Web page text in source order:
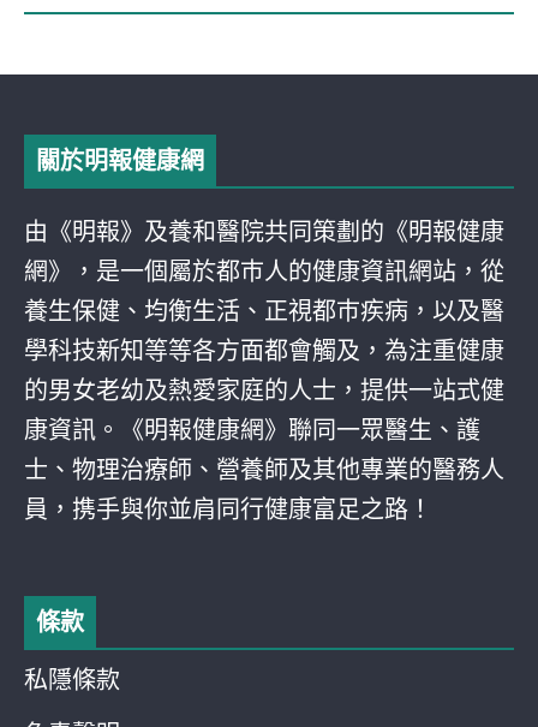
關於明報健康網
由《明報》及養和醫院共同策劃的《明報健康
網》，是一個屬於都巿人的健康資訊網站，從
養生保健、均衡生活、正視都巿疾病，以及醫
學科技新知等等各方面都會觸及，為注重健康
的男女老幼及熱愛家庭的人士，提供一站式健
康資訊。《明報健康網》聯同一眾醫生、護
士、物理治療師、營養師及其他專業的醫務人
員，携手與你並肩同行健康富足之路！
條款
私隱條款